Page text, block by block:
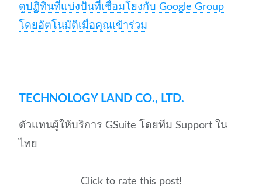
ดูปฏิทินที่แบ่งปันที่เชื่อมโยงกับ Google Group
โดยอัตโนมัติเมื่อคุณเข้าร่วม
TECHNOLOGY LAND CO., LTD.
ตัวแทนผู้ให้บริการ GSuite โดยทีม Support ใน
ไทย
Click to rate this post!